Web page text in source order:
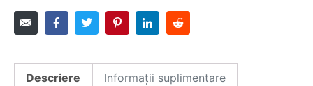
Descriere Informații suplimentare